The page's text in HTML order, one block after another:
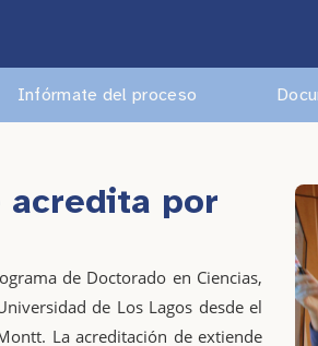
Infórmate del proceso
acredita por
de Doctorado en Ciencias,
de Los Lagos desde el
La acreditación de extiende